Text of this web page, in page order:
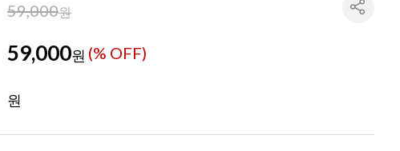
59,000원
59,000원 (% OFF)
원